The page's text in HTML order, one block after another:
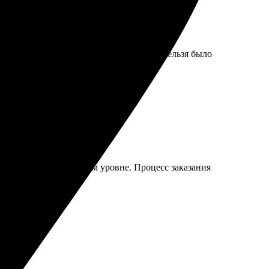
Правда, скидку по сертификату нельзя было
на высшем уровне. Процесс заказания
рекомендую!